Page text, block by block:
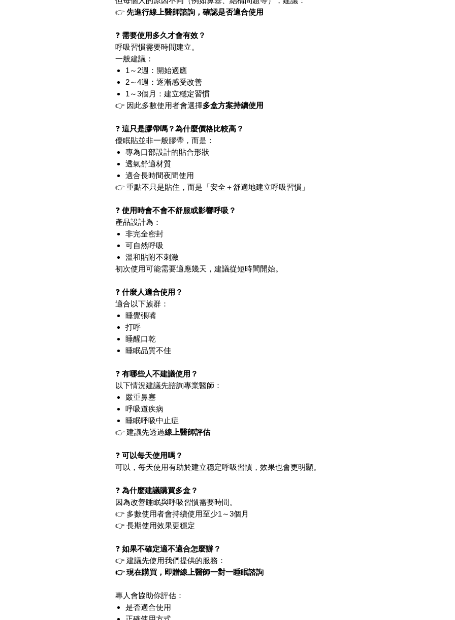
👉 先進行線上醫師諮詢，確認是否適合使用
❓ 需要使用多久才會有效？
呼吸習慣需要時間建立。
一般建議：
1～2週：開始適應
2～4週：逐漸感受改善
1～3個月：建立穩定習慣
👉 因此多數使用者會選擇多盒方案持續使用
❓ 這只是膠帶嗎？為什麼價格比較高？
優眠貼並非一般膠帶，而是：
專為口部設計的貼合形狀
透氣舒適材質
適合長時間夜間使用
👉 重點不只是貼住，而是「安全＋舒適地建立呼吸習慣」
❓ 使用時會不會不舒服或影響呼吸？
產品設計為：
非完全密封
可自然呼吸
溫和貼附不刺激
初次使用可能需要適應幾天，建議從短時間開始。
❓ 什麼人適合使用？
適合以下族群：
睡覺張嘴
打呼
睡醒口乾
睡眠品質不佳
❓ 有哪些人不建議使用？
以下情況建議先諮詢專業醫師：
嚴重鼻塞
呼吸道疾病
睡眠呼吸中止症
👉 建議先透過線上醫師評估
❓ 可以每天使用嗎？
可以，每天使用有助於建立穩定呼吸習慣，效果也會更明顯。
❓ 為什麼建議購買多盒？
因為改善睡眠與呼吸習慣需要時間。
👉 多數使用者會持續使用至少1～3個月
👉 長期使用效果更穩定
❓ 如果不確定適不適合怎麼辦？
👉 建議先使用我們提供的服務：
👉 現在購買，即贈線上醫師一對一睡眠諮詢
專人會協助你評估：
是否適合使用